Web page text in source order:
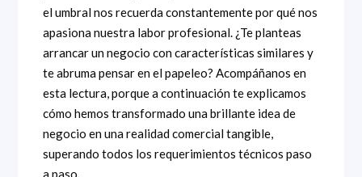
el umbral nos recuerda constantemente por qué nos
apasiona nuestra labor profesional. ¿Te planteas
arrancar un negocio con características similares y
te abruma pensar en el papeleo? Acompáñanos en
esta lectura, porque a continuación te explicamos
cómo hemos transformado una brillante idea de
negocio en una realidad comercial tangible,
superando todos los requerimientos técnicos paso
a paso.